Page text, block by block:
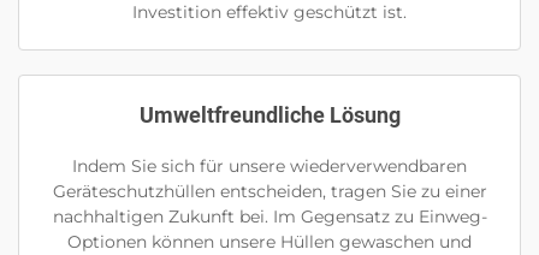
Investition effektiv geschützt ist.
Umweltfreundliche Lösung
Indem Sie sich für unsere wiederverwendbaren
Geräteschutzhüllen entscheiden, tragen Sie zu einer
nachhaltigen Zukunft bei. Im Gegensatz zu Einweg-
Optionen können unsere Hüllen gewaschen und